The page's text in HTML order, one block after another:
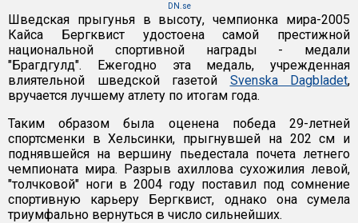
DN.se
Шведская прыгунья в высоту, чемпионка мира-2005
Кайса Бергквист удостоена самой престижной
национальной спортивной награды - медали
"Брагдгулд". Ежегодно эта медаль, учрежденная
влиятельной шведской газетой Svenska Dagbladet,
вручается лучшему атлету по итогам года.
Таким образом была оценена победа 29-летней
спортсменки в Хельсинки, прыгнувшей на 202 см и
поднявшейся на вершину пьедестала почета летнего
чемпионата мира. Разрыв ахиллова сухожилия левой,
"толчковой" ноги в 2004 году поставил под сомнение
спортивную карьеру Бергквист, однако она сумела
триумфально вернуться в число сильнейших.